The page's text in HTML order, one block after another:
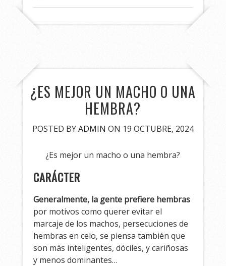
¿ES MEJOR UN MACHO O UNA
HEMBRA?
POSTED BYADMIN ON 19 OCTUBRE, 2024
¿Es mejor un macho o una hembra?
CARÁCTER
Generalmente, la gente prefiere hembras
por motivos como querer evitar el
marcaje de los machos, persecuciones de
hembras en celo, se piensa también que
son más inteligentes, dóciles, y cariñosas
y menos dominantes…